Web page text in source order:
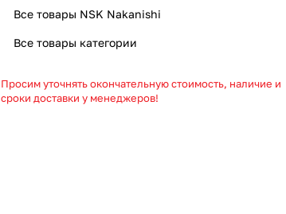
Все товары NSK Nakanishi
Все товары категории
Просим уточнять окончательную стоимость, наличие и
сроки доставки у менеджеров!